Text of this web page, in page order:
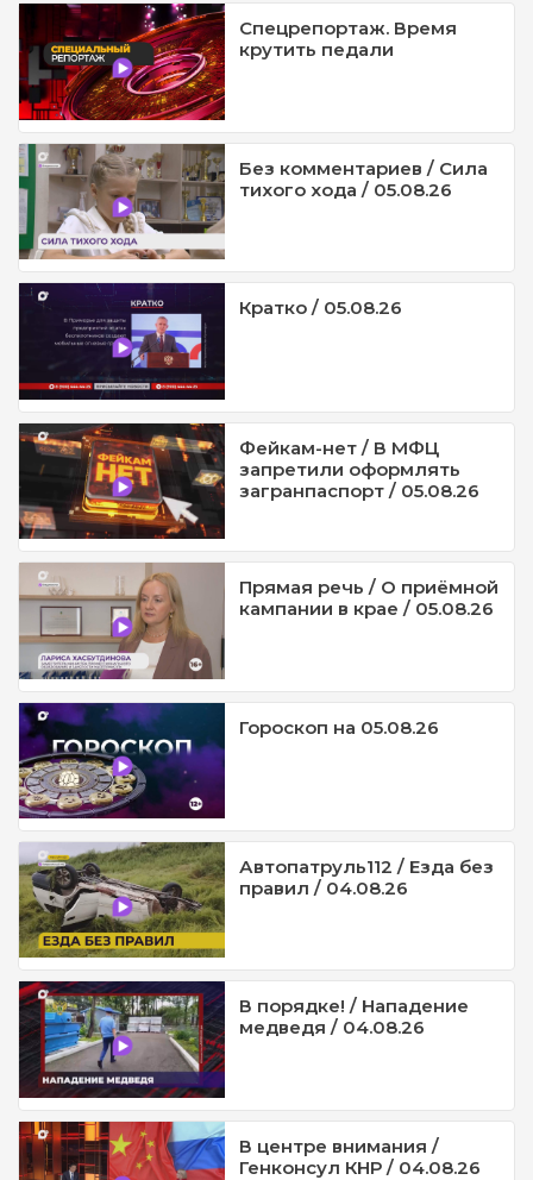
Спецрепортаж. Время
крутить педали
Без комментариев / Сила
тихого хода / 05.08.26
Кратко / 05.08.26
Фейкам-нет / В МФЦ
запретили оформлять
загранпаспорт / 05.08.26
Прямая речь / О приёмной
кампании в крае / 05.08.26
Гороскоп на 05.08.26
Автопатруль112 / Езда без
правил / 04.08.26
В порядке! / Нападение
медведя / 04.08.26
В центре внимания /
Генконсул КНР / 04.08.26